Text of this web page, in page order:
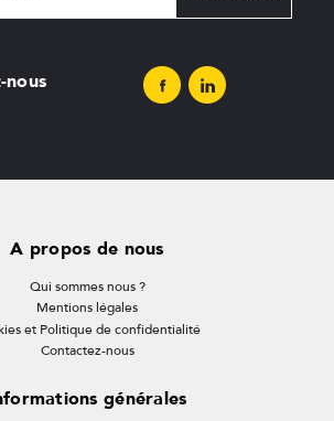
nous
A propos de nous
Qui sommes nous ?
Mentions légales
et Politique de confidentialité
Contactez-nous
générales